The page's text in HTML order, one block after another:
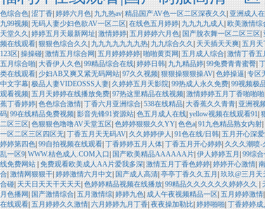
色综合色|涩丁香|婷婷六月色|九九热av|精品国产AV色一区二区深夜久久|亚洲成人
九99视频|无码人妻少妇色欲AV一区二区|在线色五月婷婷|九九九九成人|欧美激情综
天堂久久|婷婷五月天最新网址|激情婷婷|五月婷婷六月色|国产脫衣舞一区二区三区|
频在线观看|狠狠色综合久久|九九九九九九九热|九九综合久久|天天插天天爽|五月天
123区|操操碰|激情五月综合网|五月婷婷婷婷|啪啪黄页网|五月成人综合|激情丁香五
五月综合啪|大香伊人久色|99精品综合在线|婷婷日韩|九九精品婷|99免费青青蜜臀|
类在线观看|少妇AB又爽又紧无码网站|97久久视频|狠狠操狠狠操AV|色婷操逼|专区
中文字幕|极品人妻VIDEOSSS人妻|久婷婷五月天影院|99热成人永久免费|99视频极
观看视频|五月天婷婷在线播放免费|97热这里精品在线视频|激情婷婷五月丁香啪啪啪
蕉丁香婷婷|色色综合激情|丁香六月亚洲综合|538在线精品|大香蕉久久青青|亚洲视
码|99在线精品免费视频|影音先锋91资源站|色五月成人在线|yellow视频在线观看91|
二区三区|色狠狠色噜噜AV天堂五区|色婷婷狠狠久久YY|色色a|91九色精品熟女内射|
一区二区三区四区无|丁香五月天无码AV|久久婷婷伊人|91色在线/日韩|五月开心深
婷婷第四色|99自拍视频在线观看|丁香婷婷五月人体|丁香五月开心婷婷|久久久潮喷-
乱一区9|WWW.桔色成人.COM入口|国产欧美精品AAAAAA片|伊人婷婷五月|99综
线免费网站|免费观看欧美成人AA片爱我多深|激情五月丁香色婷婷|婷婷开心激情|
合|激情网狠狠干|婷婷激情六月中文|国产成人高清|亭亭丁香久久五月|玖玖@三月天
合碰|天天日天天干天天天|色婷婷精品视频在线播放|99精品久久久久久久婷婷久久|
月色播网|国产激情综合|五月激情综|婷婷九色|成人午夜视频精品一区|五月婷婷激情
在线观看|五月婷婷久久激情|六月婷婷九月丁香|夜夜操加勒比|婷婷啪啪|丁香婷婷成